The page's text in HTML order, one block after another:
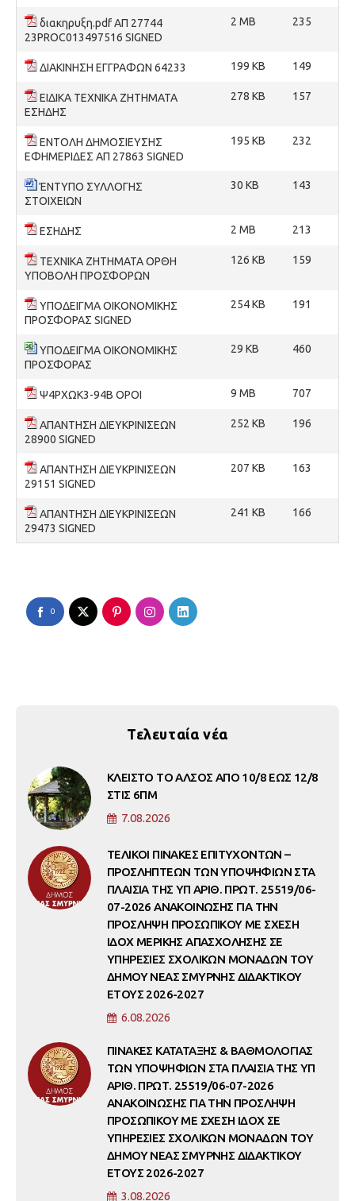
διακηρυξη.pdf ΑΠ 27744
23PROC013497516 SIGNED
2 MB 235
ΔΙΑΚΙΝΗΣΗ ΕΓΓΡΑΦΩΝ 64233 199 KB 149
ΕΙΔΙΚΑ ΤΕΧΝΙΚΑ ΖΗΤΗΜΑΤΑ
ΕΣΗΔΗΣ
278 KB 157
ΕΝΤΟΛΗ ΔΗΜΟΣΙΕΥΣΗΣ
ΕΦΗΜΕΡΙΔΕΣ ΑΠ 27863 SIGNED
195 KB 232
ΈΝΤΥΠΟ ΣΥΛΛΟΓΗΣ
ΣΤΟΙΧΕΙΩΝ
30 KB 143
ΕΣΗΔΗΣ 2 MB 213
ΤΕΧΝΙΚΑ ΖΗΤΗΜΑΤΑ ΟΡΘΗ
ΥΠΟΒΟΛΗ ΠΡΟΣΦΟΡΩΝ
126 KB 159
ΥΠΟΔΕΙΓΜΑ ΟΙΚΟΝΟΜΙΚΗΣ
ΠΡΟΣΦΟΡΑΣ SIGNED
254 KB 191
ΥΠΟΔΕΙΓΜΑ ΟΙΚΟΝΟΜΙΚΗΣ
ΠΡΟΣΦΟΡΑΣ
29 KB 460
Ψ4ΡΧΩΚ3-94Β ΟΡΟΙ 9 MB 707
ΑΠΑΝΤΗΣΗ ΔΙΕΥΚΡΙΝΙΣΕΩΝ
28900 SIGNED
252 KB 196
ΑΠΑΝΤΗΣΗ ΔΙΕΥΚΡΙΝΙΣΕΩΝ
29151 SIGNED
207 KB 163
ΑΠΑΝΤΗΣΗ ΔΙΕΥΚΡΙΝΙΣΕΩΝ
29473 SIGNED
241 KB 166
0
Τελευταία νέα
ΚΛΕΙΣΤΟ ΤΟ ΑΛΣΟΣ ΑΠΟ 10/8 ΕΩΣ 12/8
ΣΤΙΣ 6ΠΜ
7.08.2026
ΤΕΛΙΚΟΙ ΠΙΝΑΚΕΣ ΕΠΙΤΥΧΟΝΤΩΝ –
ΠΡΟΣΛΗΠΤΕΩΝ ΤΩΝ ΥΠΟΨΗΦΙΩΝ ΣΤΑ
ΠΛΑΙΣΙΑ ΤΗΣ ΥΠ ΑΡΙΘ. ΠΡΩΤ. 25519/06-
07-2026 ΑΝΑΚΟΙΝΩΣΗΣ ΓΙΑ ΤΗΝ
ΠΡΟΣΛΗΨΗ ΠΡΟΣΩΠΙΚΟΥ ΜΕ ΣΧΕΣΗ
ΙΔΟΧ ΜΕΡΙΚΗΣ ΑΠΑΣΧΟΛΗΣΗΣ ΣΕ
ΥΠΗΡΕΣΙΕΣ ΣΧΟΛΙΚΩΝ ΜΟΝΑΔΩΝ ΤΟΥ
ΔΗΜΟΥ ΝΕΑΣ ΣΜΥΡΝΗΣ ΔΙΔΑΚΤΙΚΟΥ
ΕΤΟΥΣ 2026-2027
6.08.2026
ΠΙΝΑΚΕΣ ΚΑΤΑΤΑΞΗΣ & ΒΑΘΜΟΛΟΓΙΑΣ
ΤΩΝ ΥΠΟΨΗΦΙΩΝ ΣΤΑ ΠΛΑΙΣΙΑ ΤΗΣ ΥΠ
ΑΡΙΘ. ΠΡΩΤ. 25519/06-07-2026
ΑΝΑΚΟΙΝΩΣΗΣ ΓΙΑ ΤΗΝ ΠΡΟΣΛΗΨΗ
ΠΡΟΣΩΠΙΚΟΥ ΜΕ ΣΧΕΣΗ ΙΔΟΧ ΣΕ
ΥΠΗΡΕΣΙΕΣ ΣΧΟΛΙΚΩΝ ΜΟΝΑΔΩΝ ΤΟΥ
ΔΗΜΟΥ ΝΕΑΣ ΣΜΥΡΝΗΣ ΔΙΔΑΚΤΙΚΟΥ
ΕΤΟΥΣ 2026-2027
3.08.2026